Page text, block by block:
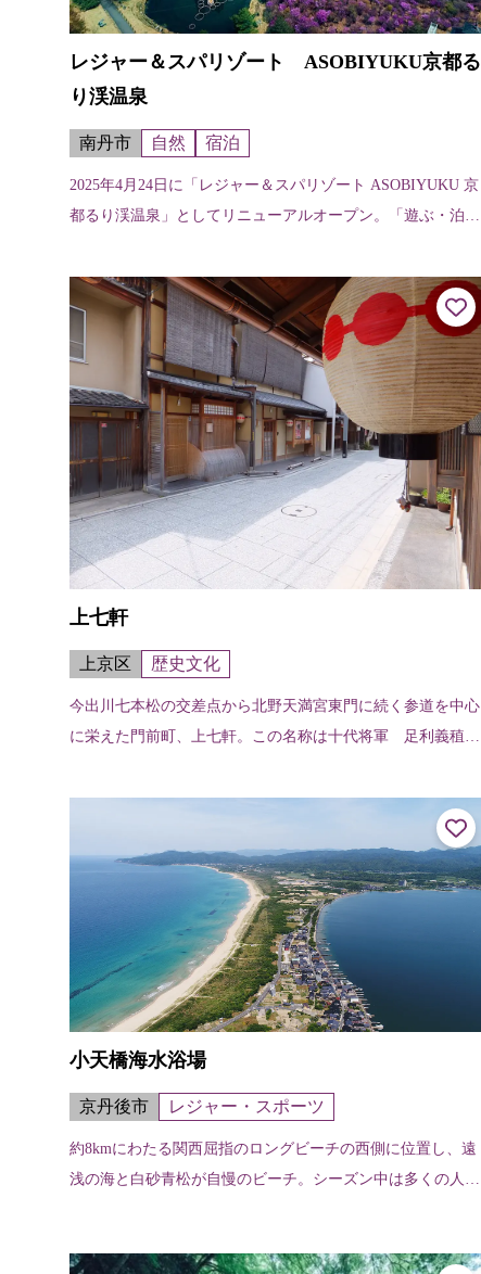
レジャー＆スパリゾート ASOBIYUKU京都る
り渓温泉
南丹市 自然 宿泊
2025年4月24日に「レジャー＆スパリゾート ASOBIYUKU 京
都るり渓温泉」としてリニューアルオープン。「遊ぶ・泊ま
たリゾートとして...
上七軒
上京区 歴史文化
今出川七本松の交差点から北野天満宮東門に続く参道を中心
に栄えた門前町、上七軒。この名称は十代将軍 足利義稙の
とから起こったという。秀吉公の大...
小天橋海水浴場
京丹後市 レジャー・スポーツ
約8kmにわたる関西屈指のロングビーチの西側に位置し、遠
浅の海と白砂青松が自慢のビーチ。シーズン中は多くの人で